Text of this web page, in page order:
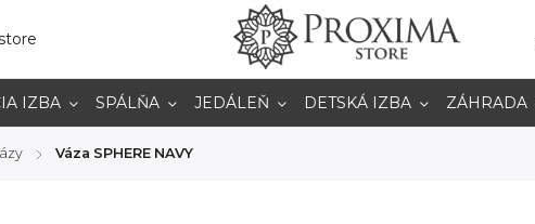
IZBA SPÁLŇA JEDÁLEŇ DETSKÁ IZBA ZÁHRADA
/ Váza SPHERE NAVY